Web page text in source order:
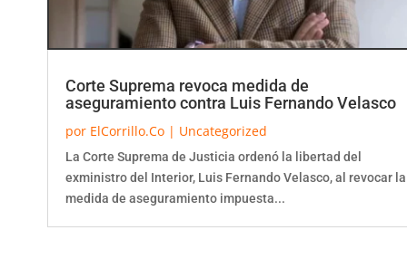
Corte Suprema revoca medida de
aseguramiento contra Luis Fernando Velasco
exministro del Interior, Luis Fernando Velasco, al revocar la
medida de aseguramiento impuesta...